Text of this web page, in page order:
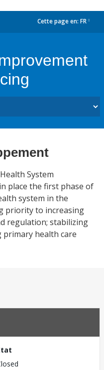
Cette page en: FR
System
place the first phase of
system in the
priority to increasing
regulation; stabilizing
health care